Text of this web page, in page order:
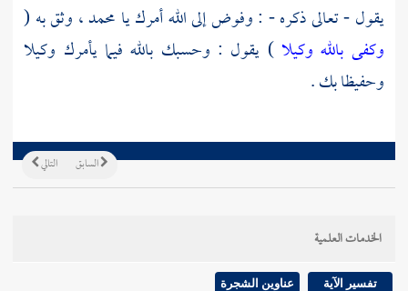
يقول - تعالى ذكره - : وفوض إلى الله أمرك يا محمد ، وثق به (
وكفى بالله وكيلا) يقول : وحسبك بالله فيما يأمرك وكيلا
وحفيظا بك .
التالي السابق
الخدمات العلمية
تفسير الآية عناوين الشجرة